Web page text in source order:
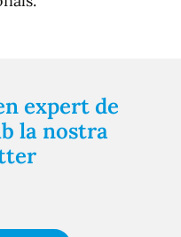
expert de
la nostra